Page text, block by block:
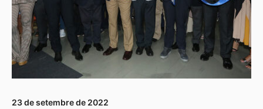
23 de setembre de 2022